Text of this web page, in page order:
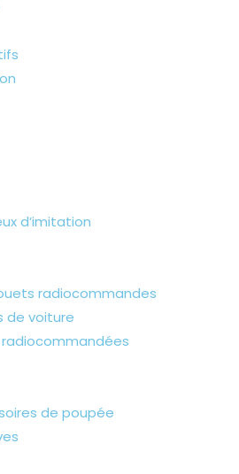
d’imitation
radiocommandes
de voiture
de poupée